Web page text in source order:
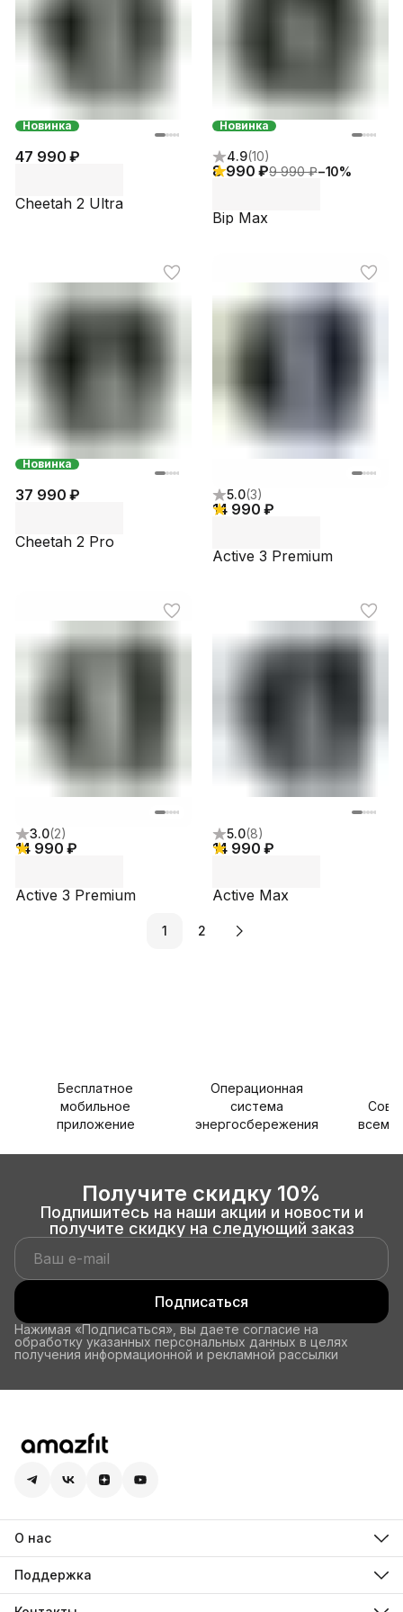
Новинка
47 990 ₽
Cheetah 2 Ultra
Новинка
4.9(10)
8 990 ₽9 990 ₽−10%
Bip Max
Новинка
37 990 ₽
Cheetah 2 Pro
5.0(3)
14 990 ₽
Active 3 Premium
3.0(2)
14 990 ₽
Active 3 Premium
5.0(8)
14 990 ₽
Active Max
1 2
Бесплатное
мобильное
приложение
Операционная
система
энергосбережения
всеми
Получите скидку 10%
Подпишитесь на наши акции и новости и
получите скидку на следующий заказ
Подписаться
Нажимая «Подписаться», вы даете согласие на
обработку указанных персональных данных в целях
получения информационной и рекламной рассылки
О нас
О компании Amazfit
Технологии
Авторизованные партнеры
Поддержка
FAQ